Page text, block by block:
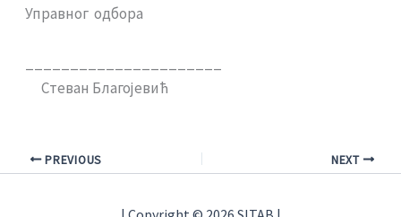
Управног одбора
Стеван Благојевић
PREVIOUS NEXT